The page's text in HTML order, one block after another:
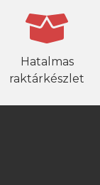
Hatalmas
raktárkészlet